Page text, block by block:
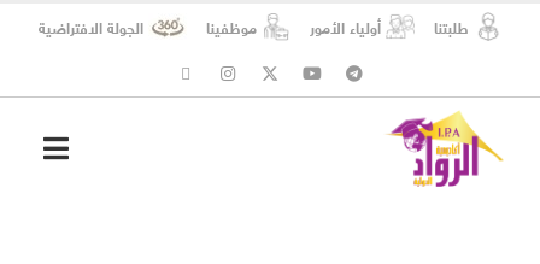
طلبتنا أولياء الأمور موظفينا الجولة الافتراضية